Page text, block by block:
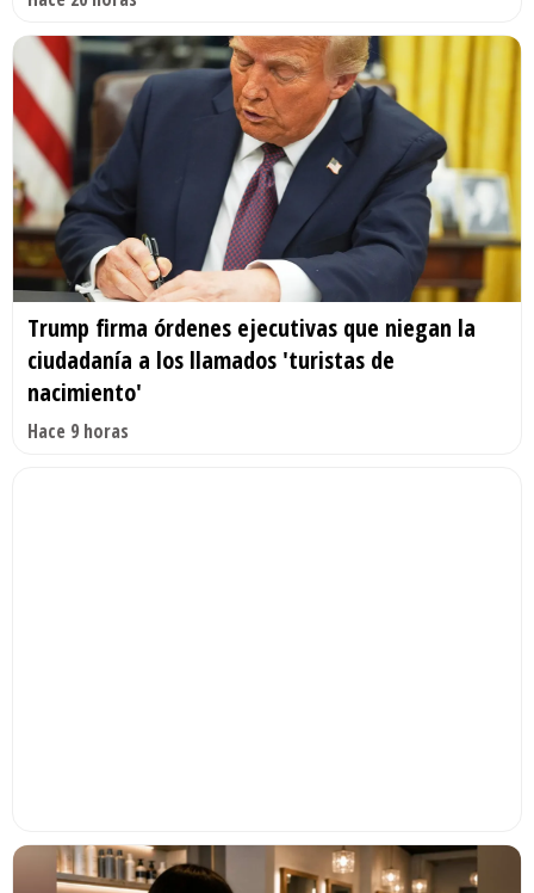
Trump firma órdenes ejecutivas que niegan la
ciudadanía a los llamados 'turistas de
nacimiento'
Hace 9 horas